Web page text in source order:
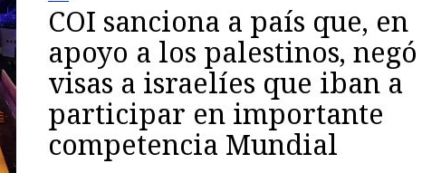
COI sanciona a país que, en
apoyo a los palestinos, negó
visas a israelíes que iban a
participar en importante
competencia Mundial